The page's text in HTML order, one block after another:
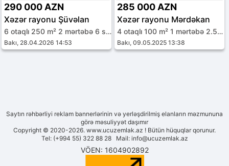
290 000 AZN
Xəzər rayonu Şüvəlan
6 otaqlı 250 m² 2 mərtəbə 6 sot
Bakı, 28.04.2026 14:53
285 000 AZN
Xəzər rayonu Mərdəkan
4 otaqlı 100 m² 1 mərtəbə 2.5 sot
Bakı, 09.05.2025 13:38
Saytın rəhbərliyi reklam bannerlərinin və yerləşdirilmiş elanların məzmununa
görə məsuliyyət daşımır
Copyright © 2020-2026. www.ucuzemlak.az ! Bütün hüquqlar qorunur.
Tel: (+994 55) 322 88 28 Mail: info@ucuzemlak.az
VÖEN: 1604902892